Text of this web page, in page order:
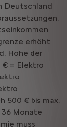
Deutschland
erhöht
Höhe der
€ = Elektro
500 € bis max.
36 Monate
muss